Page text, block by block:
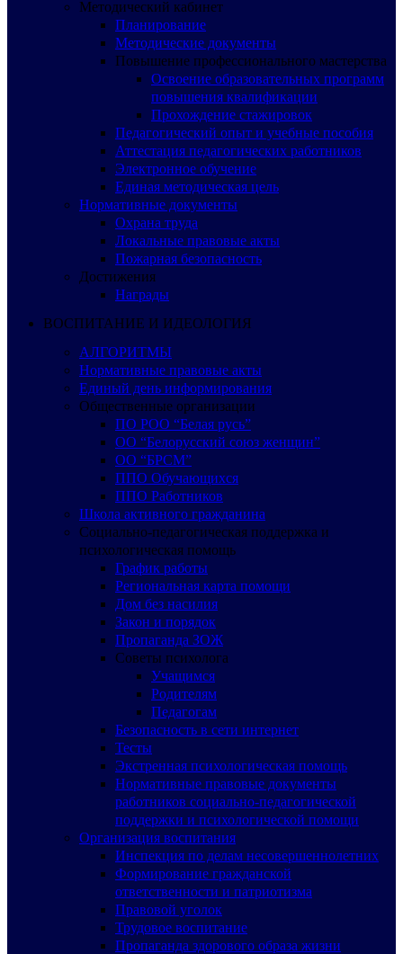
Методический кабинет
Планирование
Методические документы
Повышение профессионального мастерства
Освоение образовательных программ
повышения квалификации
Прохождение стажировок
Педагогический опыт и учебные пособия
Аттестация педагогических работников
Электронное обучение
Единая методическая цель
Нормативные документы
Охрана труда
Локальные правовые акты
Пожарная безопасность
Достижения
Награды
ВОСПИТАНИЕ И ИДЕОЛОГИЯ
АЛГОРИТМЫ
Нормативные правовые акты
Единый день информирования
Общественные организации
ПО РОО “Белая русь”
ОО “Белорусский союз женщин”
ОО “БРСМ”
ППО Обучающихся
ППО Работников
Школа активного гражданина
Социально-педагогическая поддержка и
психологическая помощь
График работы
Региональная карта помощи
Дом без насилия
Закон и порядок
Пропаганда ЗОЖ
Советы психолога
Учащимся
Родителям
Педагогам
Безопасность в сети интернет
Тесты
Экстренная психологическая помощь
Нормативные правовые документы
работников социально-педагогической
поддержки и психологической помощи
Организация воспитания
Инспекция по делам несовершеннолетних
Формирование гражданской
ответственности и патриотизма
Правовой уголок
Трудовое воспитание
Пропаганда здорового образа жизни